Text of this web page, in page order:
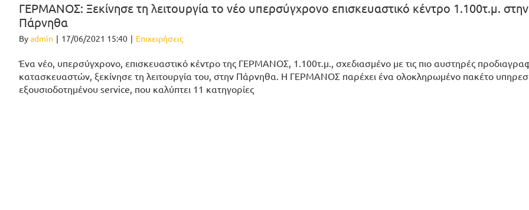
ΓΕΡΜΑΝΟΣ: Ξεκίνησε τη λειτουργία το νέο υπερσύγχρονο επισκευαστικό κέντρο 1.100τ.μ. στην
Πάρνηθα
Byadmin | 17/06/2021 15:40 | Επιχειρήσεις
Ένα νέο, υπερσύγχρονο, επισκευαστικό κέντρο της ΓΕΡΜΑΝΟΣ, 1.100τ.μ., σχεδιασμένο με τις πιο αυστηρές
κατασκευαστών, ξεκίνησε τη λειτουργία του, στην Πάρνηθα. Η ΓΕΡΜΑΝΟΣ παρέχει ένα ολοκληρωμένο πακέτο
εξουσιοδοτημένου service, που καλύπτει 11 κατηγορίες